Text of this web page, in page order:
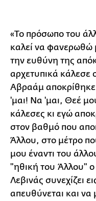
«Το πρόσωπο του
καλεί να
την ευθύνη της
αρχετυπικά κάλεσε
Αβραάμ
'μαι! Να 'μαι, Θεέ
κάλεσες κι εγώ
στον βαθμό που
Άλλου, στο μέτρο
μου έναντι του
"ηθική του Άλλου"
Λεβινάς συνεχίζει
απευθύνεται και να